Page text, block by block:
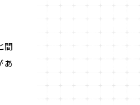
間
あ